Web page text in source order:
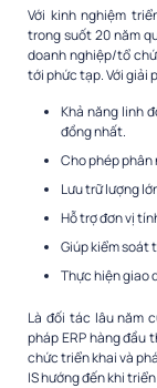
Với kinh nghiệm
trong suốt 20 năm
doanh nghiệp/tổ
tới phức tạp. Với giải
Khả năng linh
đồng nhất.
Cho phép phân
Lưu trữ lượng
Hỗ trợ đơn vị
Giúp kiểm soát
Thực hiện giao
Là đối tác lâu năm
pháp ERP hàng
chức triển khai và
IS hướng đến khi